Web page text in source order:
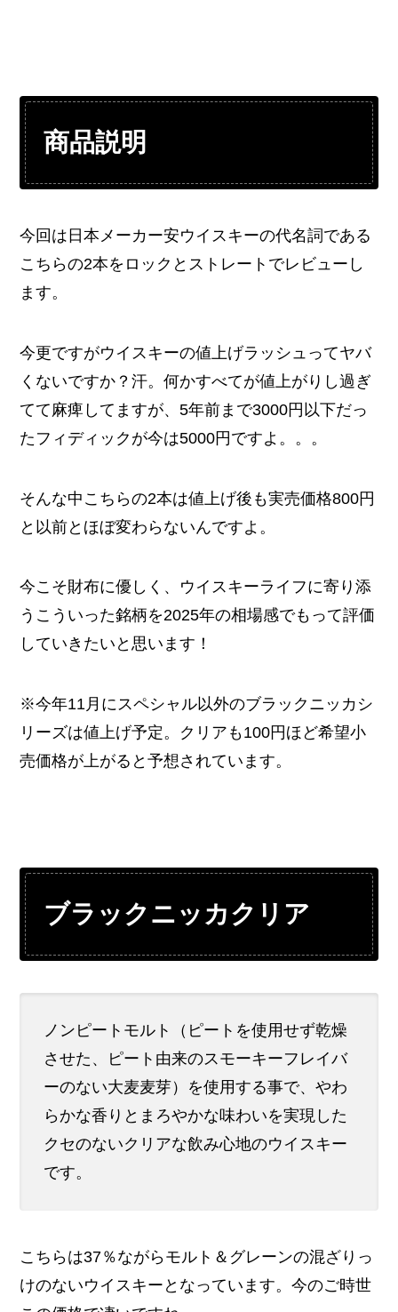
商品説明
今回は日本メーカー安ウイスキーの代名詞である
こちらの2本をロックとストレートでレビューし
ます。
今更ですがウイスキーの値上げラッシュってヤバ
くないですか？汗。何かすべてが値上がりし過ぎ
てて麻痺してますが、5年前まで3000円以下だっ
たフィディックが今は5000円ですよ。。。
そんな中こちらの2本は値上げ後も実売価格800円
と以前とほぼ変わらないんですよ。
今こそ財布に優しく、ウイスキーライフに寄り添
うこういった銘柄を2025年の相場感でもって評価
していきたいと思います！
※今年11月にスペシャル以外のブラックニッカシ
リーズは値上げ予定。クリアも100円ほど希望小
売価格が上がると予想されています。
ブラックニッカクリア
ノンピートモルト（ピートを使用せず乾燥
させた、ピート由来のスモーキーフレイバ
ーのない大麦麦芽）を使用する事で、やわ
らかな香りとまろやかな味わいを実現した
クセのないクリアな飲み心地のウイスキー
です。
こちらは37％ながらモルト＆グレーンの混ざりっ
けのないウイスキーとなっています。今のご時世